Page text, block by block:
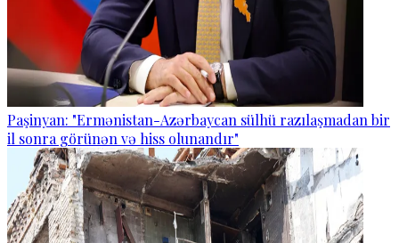
Paşinyan: "Ermənistan-Azərbaycan sülhü razılaşmadan bir
il sonra görünən və hiss olunandır"